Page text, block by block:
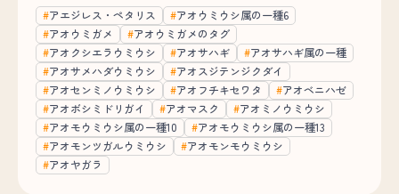
アエジレス・ペタリス
アオウミウシ属の一種6
アオウミガメ
アオウミガメのタグ
アオクシエラウミウシ
アオサハギ
アオサハギ属の一種
アオサメハダウミウシ
アオスジテンジクダイ
アオセンミノウミウシ
アオフチキセワタ
アオベニハゼ
アオボシミドリガイ
アオマスク
アオミノウミウシ
アオモウミウシ属の一種10
アオモウミウシ属の一種13
アオモンツガルウミウシ
アオモンモウミウシ
アオヤガラ